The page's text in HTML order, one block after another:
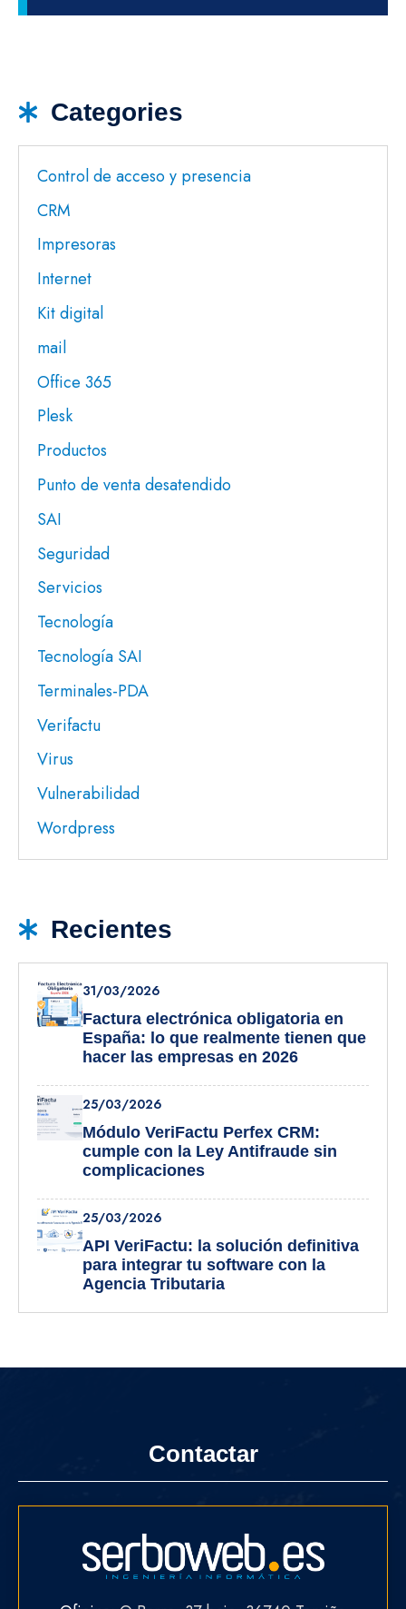
Categories
Control de acceso y presencia
CRM
Impresoras
Internet
Kit digital
mail
Office 365
Plesk
Productos
Punto de venta desatendido
SAI
Seguridad
Servicios
Tecnología
Tecnología SAI
Terminales-PDA
Verifactu
Virus
Vulnerabilidad
Wordpress
Recientes
31/03/2026
Factura electrónica obligatoria en
España: lo que realmente tienen que
hacer las empresas en 2026
25/03/2026
Módulo VeriFactu Perfex CRM:
cumple con la Ley Antifraude sin
complicaciones
25/03/2026
API VeriFactu: la solución definitiva
para integrar tu software con la
Agencia Tributaria
Contactar